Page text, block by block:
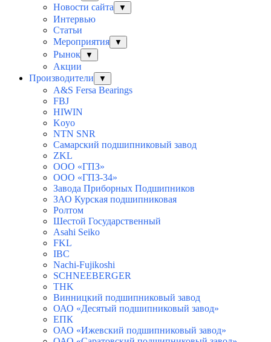
Новости сайта ▼
Интервью
Статьи
Мероприятия
▼
Рынок ▼
Акции
Производители
▼
A&S Fersa Bearings
FBJ
HIWIN
Koyo
NTN SNR
Самарский подшипниковый завод
ZKL
ООО «ГПЗ»
ООО «ГПЗ-34»
Завода Приборных Подшипников
ЗАО Курская подшипниковая
Ролтом
Шестой Государственный
Asahi Seiko
FKL
IBC
Nachi-Fujikoshi
SCHNEEBERGER
THK
Винницкий подшипниковый завод
ОАО «Десятый подшипниковый завод»
ЕПК
ОАО «Ижевский подшипниковый завод»